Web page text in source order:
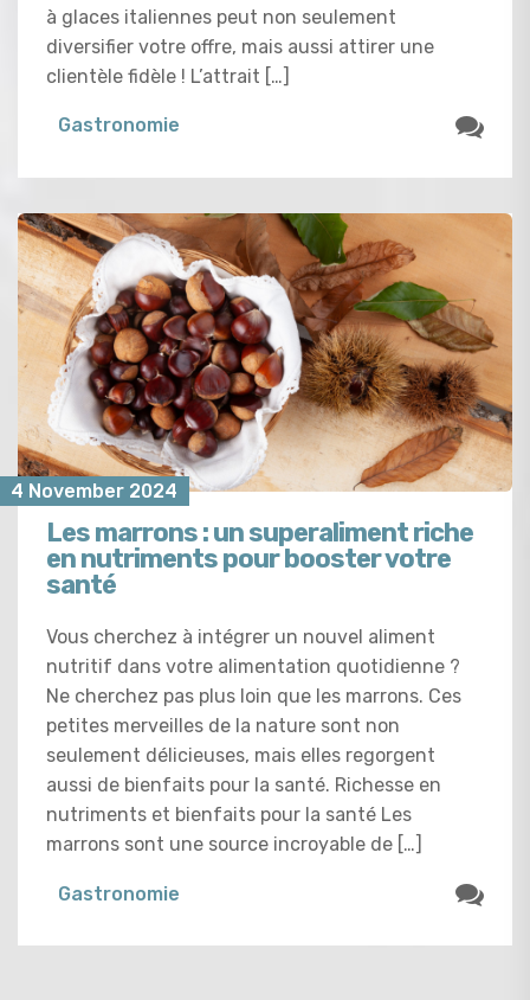
à glaces italiennes peut non seulement
diversifier votre offre, mais aussi attirer une
clientèle fidèle ! L’attrait […]
Gastronomie
4 November 2024
Les marrons : un superaliment riche
en nutriments pour booster votre
santé
Vous cherchez à intégrer un nouvel aliment
nutritif dans votre alimentation quotidienne ?
Ne cherchez pas plus loin que les marrons. Ces
petites merveilles de la nature sont non
seulement délicieuses, mais elles regorgent
aussi de bienfaits pour la santé. Richesse en
nutriments et bienfaits pour la santé Les
marrons sont une source incroyable de […]
Gastronomie